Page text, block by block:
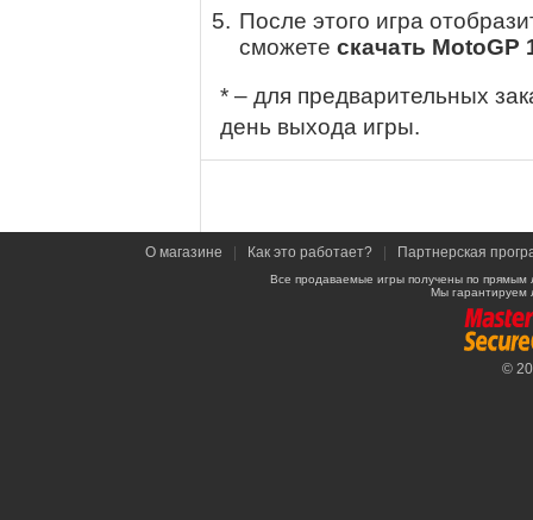
После этого игра
сможете скачать MotoGP
* – для предварительных
день выхода игры.
О магазине Как это работает? Партнерская
Все продаваемые игры получены по
Мы гарантируем
©